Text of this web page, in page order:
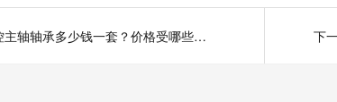
数控主轴轴承多少钱一套？价格受哪些因素影响？ 下